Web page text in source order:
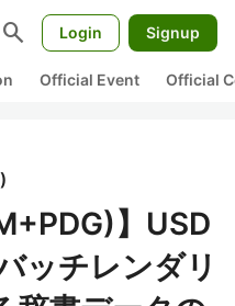
search Login Signup
Official Event Official
)
】USD
ッチレンダリ